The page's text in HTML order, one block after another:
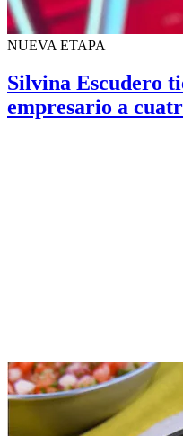
NUEVA ETAPA
Silvina Escudero
empresario a